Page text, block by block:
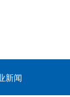
新闻